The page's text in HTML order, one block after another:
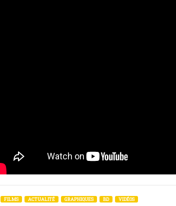
FILMS ACTUALITÉ GRAPHIQUES BD VIDÉOS